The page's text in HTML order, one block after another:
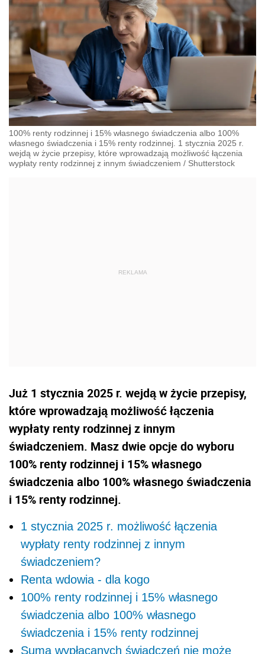
100% renty rodzinnej i 15% własnego świadczenia albo 100%
własnego świadczenia i 15% renty rodzinnej. 1 stycznia 2025 r.
wejdą w życie przepisy, które wprowadzają możliwość łączenia
wypłaty renty rodzinnej z innym świadczeniem / Shutterstock
Już 1 stycznia 2025 r. wejdą w życie przepisy,
które wprowadzają możliwość łączenia
wypłaty renty rodzinnej z innym
świadczeniem. Masz dwie opcje do wyboru
100% renty rodzinnej i 15% własnego
świadczenia albo 100% własnego świadczenia
i 15% renty rodzinnej.
1 stycznia 2025 r. możliwość łączenia
wypłaty renty rodzinnej z innym
świadczeniem?
Renta wdowia - dla kogo
100% renty rodzinnej i 15% własnego
świadczenia albo 100% własnego
świadczenia i 15% renty rodzinnej
Suma wypłacanych świadczeń nie może